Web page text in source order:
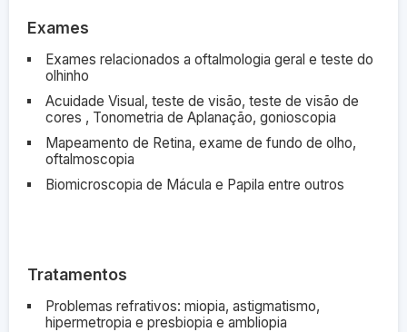
Exames
Exames relacionados a oftalmologia geral e teste do
olhinho
Acuidade Visual, teste de visão, teste de visão de
cores , Tonometria de Aplanação, gonioscopia
Mapeamento de Retina, exame de fundo de olho,
oftalmoscopia
Biomicroscopia de Mácula e Papila entre outros
Tratamentos
Problemas refrativos: miopia, astigmatismo,
hipermetropia e presbiopia e ambliopia